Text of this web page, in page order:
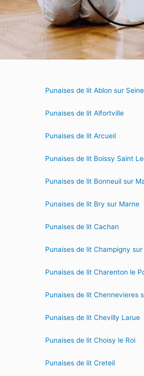
Punaises de lit Ablon sur Seine
Punaises de lit Alfortville
Punaises de lit Arcueil
Punaises de lit Boissy Saint
Punaises de lit Bonneuil sur
Punaises de lit Bry sur Marne
Punaises de lit Cachan
Punaises de lit Champigny
Punaises de lit Charenton le
Punaises de lit Chennevieres
Punaises de lit Chevilly Larue
Punaises de lit Choisy le Roi
Punaises de lit Creteil